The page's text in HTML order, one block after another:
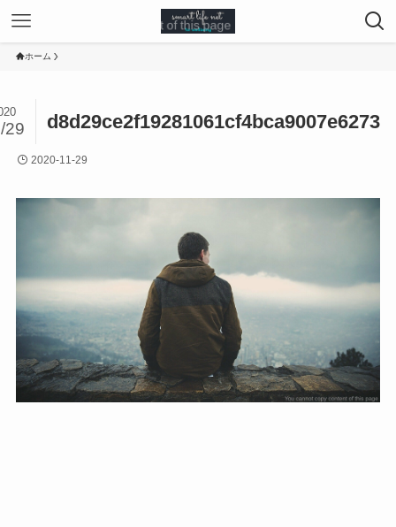
ホーム
d8d29ce2f19281061cf4bca9007e6273
29
2020-11-29